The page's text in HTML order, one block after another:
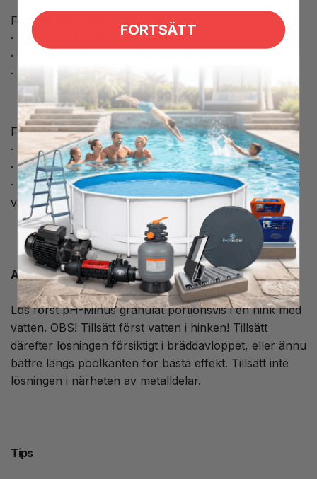
För lågt pH-värde (surt), pH = < 7,0:
· Kan orsaka irritationer i slemhinnor och ögon.
· kan orsaka korrosion hos metalldelar.
· Fogmassa kan angripas.
För högt pH-värde (basiskt), pH = > 7,4:
· Kan verka irriterande på hud, slemhinnor och ögon.
· Utfällning av kalk gynnas.
· Desinfektionsmedel verkan reduceras. Ju högre pH-
värde desto mindre effekt har kloret.
Användning
Lös först pH-Minus granulat portionsvis i en hink med
vatten. OBS! Tillsätt först vatten i hinken! Tillsätt
därefter lösningen försiktigt i bräddavloppet, eller ännu
bättre längs poolkanten för bästa effekt. Tillsätt inte
lösningen i närheten av metalldelar.
Tips
FORTSÄTT